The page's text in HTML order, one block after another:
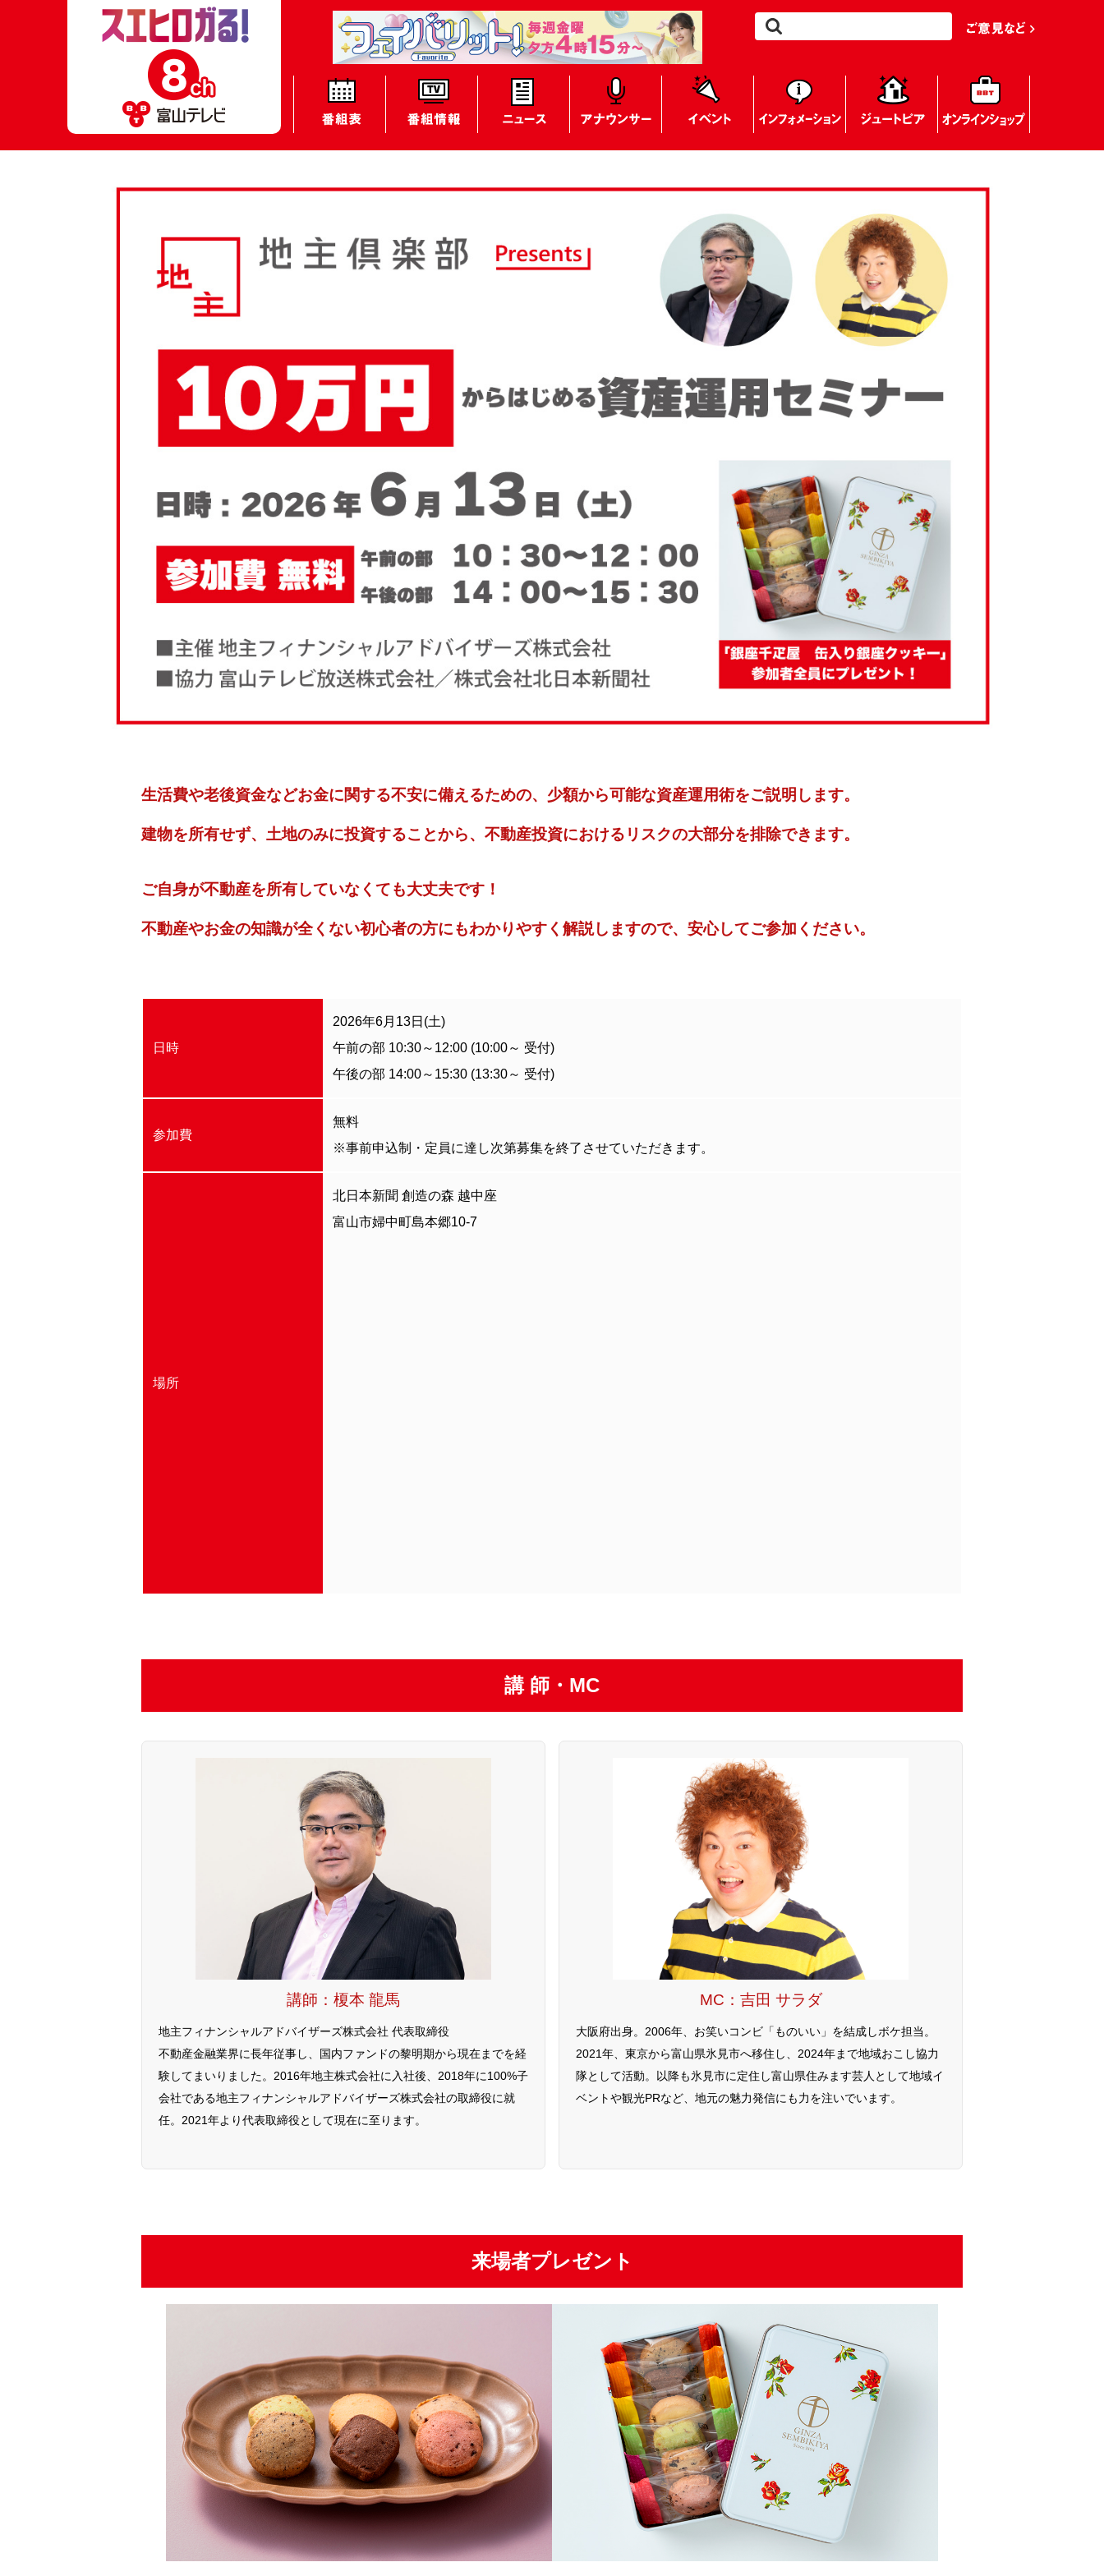
アナウンサー インフォメーション ジュートピア
生活費や老後資金などお金に関する不安に備えるための、少額から可能な資産運用術をご説明します。
建物を所有せず、土地のみに投資することから、不動産投資におけるリスクの大部分を排除できます。
ご自身が不動産を所有していなくても大丈夫です！
不動産やお金の知識が全くない初心者の方にもわかりやすく解説しますので、安心してご参加ください。
日時
2026年6月13日(土)
午前の部 10:30～12:00 (10:00～ 受付)
午後の部 14:00～15:30 (13:30～ 受付)
参加費
無料
※事前申込制・定員に達し次第募集を終了させていただきます。
場所
北日本新聞 創造の森 越中座
富山市婦中町島本郷10-7
講 師・MC
講師：榎本 龍馬
地主フィナンシャルアドバイザーズ株式会社 代表取締役
不動産金融業界に長年従事し、国内ファンドの黎明期から現在までを経
験してまいりました。2016年地主株式会社に入社後、2018年に100%子
会社である地主フィナンシャルアドバイザーズ株式会社の取締役に就
任。2021年より代表取締役として現在に至ります。
MC：吉田 サラダ
大阪府出身。2006年、お笑いコンビ「ものいい」を結成しボケ担当。
2021年、東京から富山県氷見市へ移住し、2024年まで地域おこし協力
隊として活動。以降も氷見市に定住し富山県住みます芸人として地域イ
ベントや観光PRなど、地元の魅力発信にも力を注いでいます。
来場者プレゼント